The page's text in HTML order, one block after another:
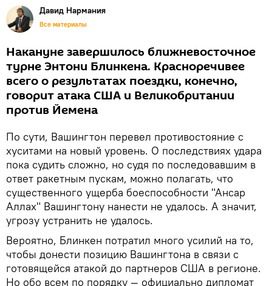
Давид Нармания
Все материалы
Накануне завершилось ближневосточное
турне Энтони Блинкена. Красноречивее
всего о результатах поездки, конечно,
говорит атака США и Великобритании
против Йемена
По сути, Вашингтон перевел противостояние с
хуситами на новый уровень. О последствиях удара
пока судить сложно, но судя по последовавшим в
ответ ракетным пускам, можно полагать, что
существенного ущерба боеспособности "Ансар
Аллах" Вашингтону нанести не удалось. А значит,
угрозу устранить не удалось.
Вероятно, Блинкен потратил много усилий на то,
чтобы донести позицию Вашингтона в связи с
готовящейся атакой до партнеров США в регионе.
Но обо всем по порядку — официально дипломат